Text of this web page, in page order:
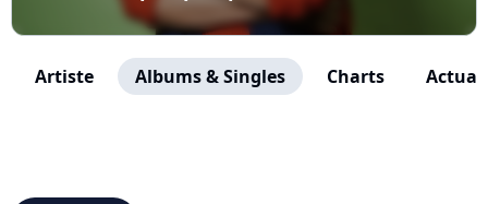
Artiste Albums & Singles Charts